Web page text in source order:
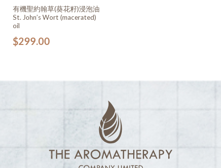
有機聖約翰草(葵花籽)浸泡油
St. John’s Wort (macerated)
oil
$299.00